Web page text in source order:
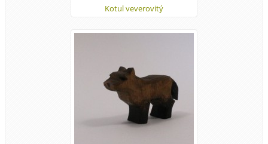
Kotul veverovitý